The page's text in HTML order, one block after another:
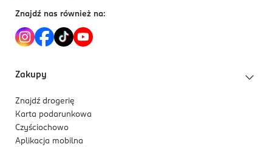
Znajdź nas również na:
Zakupy
Znajdź drogerię
Karta podarunkowa
Czyściochowo
Aplikacja mobilna